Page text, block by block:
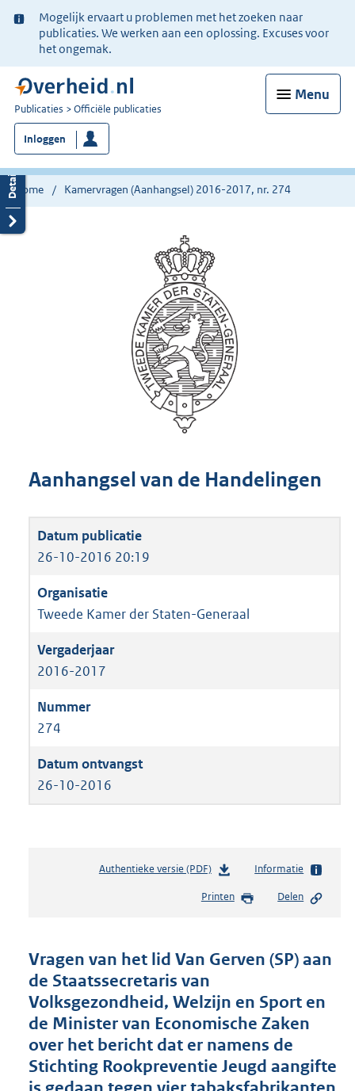
Ter
informatie:
Mogelijk ervaart u problemen met het zoeken naar
publicaties. We werken aan een oplossing. Excuses voor
het ongemak.
Menu
U
bent
nu
hier:
Publicaties Officiële publicaties
Inloggen
Home Kamervragen (Aanhangsel) 2016-2017, nr. 274
Aanhangsel van de Handelingen
26-10-2016 20:19
Tweede Kamer der Staten-Generaal
2016-2017
274
26-10-2016
Authentieke versie (PDF)b
s
n
d
g
r
o
t
t
Informatie
Printen Delen
Vragen van het lid Van Gerven (SP) aan
de Staatssecretaris van
Volksgezondheid, Welzijn en Sport en
de Minister van Economische Zaken
over het bericht dat er namens de
Stichting Rookpreventie Jeugd aangifte